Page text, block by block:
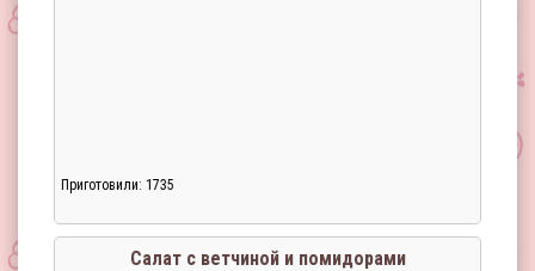
Приготовили: 1735
Салат с ветчиной и помидорами